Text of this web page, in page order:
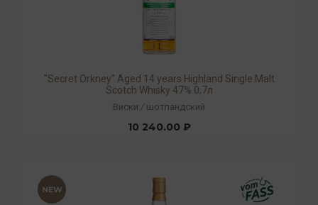
"Secret Orkney" Aged 14 years Highland Single Malt
Scotch Whisky 47% 0,7л
Виски / шотландский
10 240.00 ₽